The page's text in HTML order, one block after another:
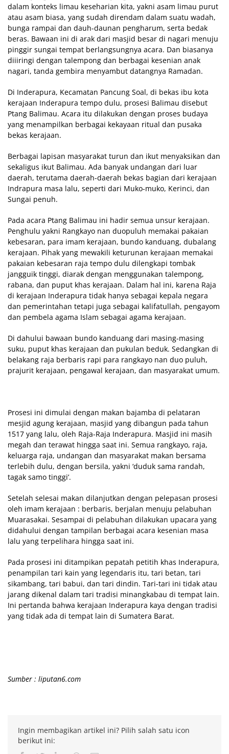
dalam konteks limau keseharian kita, yakni asam limau purut
atau asam biasa, yang sudah direndam dalam suatu wadah,
bunga rampai dan dauh-daunan pengharum, serta bedak
beras. Bawaan ini di arak dari masjid besar di nagari menuju
pinggir sungai tempat berlangsungnya acara. Dan biasanya
diiiringi dengan talempong dan berbagai kesenian anak
nagari, tanda gembira menyambut datangnya Ramadan.
Di Inderapura, Kecamatan Pancung Soal, di bekas ibu kota
kerajaan Inderapura tempo dulu, prosesi Balimau disebut
Ptang Balimau. Acara itu dilakukan dengan proses budaya
yang menampilkan berbagai kekayaan ritual dan pusaka
bekas kerajaan.
Berbagai lapisan masyarakat turun dan ikut menyaksikan dan
sekaligus ikut Balimau. Ada banyak undangan dari luar
daerah, terutama daerah-daerah bekas bagian dari kerajaan
Indrapura masa lalu, seperti dari Muko-muko, Kerinci, dan
Sungai penuh.
Pada acara Ptang Balimau ini hadir semua unsur kerajaan.
Penghulu yakni Rangkayo nan duopuluh memakai pakaian
kebesaran, para imam kerajaan, bundo kanduang, dubalang
kerajaan. Pihak yang mewakili keturunan kerajaan memakai
pakaian kebesaran raja tempo dulu dilengkapi tombak
jangguik tinggi, diarak dengan menggunakan talempong,
rabana, dan puput khas kerajaan. Dalam hal ini, karena Raja
di kerajaan Inderapura tidak hanya sebagai kepala negara
dan pemerintahan tetapi juga sebagai kalifatullah, pengayom
dan pembela agama Islam sebagai agama kerajaan.
Di dahului bawaan bundo kanduang dari masing-masing
suku, puput khas kerajaan dan pukulan beduk. Sedangkan di
belakang raja berbaris rapi para rangkayo nan duo puluh,
prajurit kerajaan, pengawal kerajaan, dan masyarakat umum.
Prosesi ini dimulai dengan makan bajamba di pelataran
mesjid agung kerajaan, masjid yang dibangun pada tahun
1517 yang lalu, oleh Raja-Raja Inderapura. Masjid ini masih
megah dan terawat hingga saat ini. Semua rangkayo, raja,
keluarga raja, undangan dan masyarakat makan bersama
terlebih dulu, dengan bersila, yakni ‘duduk sama randah,
tagak samo tinggi’.
Setelah selesai makan dilanjutkan dengan pelepasan prosesi
oleh imam kerajaan : berbaris, berjalan menuju pelabuhan
Muarasakai. Sesampai di pelabuhan dilakukan upacara yang
didahului dengan tampilan berbagai acara kesenian masa
lalu yang terpelihara hingga saat ini.
Pada prosesi ini ditampikan pepatah petitih khas Inderapura,
penampilan tari kain yang legendaris itu, tari betan, tari
sikambang, tari babui, dan tari dindin. Tari-tari ini tidak atau
jarang dikenal dalam tari tradisi minangkabau di tempat lain.
Ini pertanda bahwa kerajaan Inderapura kaya dengan tradisi
yang tidak ada di tempat lain di Sumatera Barat.
Sumber : liputan6.com
Ingin membagikan artikel ini? Pilih salah satu icon
berikut ini: